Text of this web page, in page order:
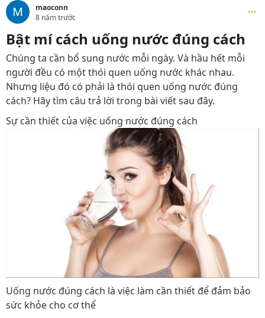
M
maoconn
8 năm trước
Bật mí cách uống nước đúng cách
Chúng ta cần bổ sung nước mỗi ngày. Và hầu hết mỗi
người đều có một thói quen uống nước khác nhau.
Nhưng liệu đó có phải là thói quen uống nước đúng
cách? Hãy tìm câu trả lời trong bài viết sau đây.
Sự cần thiết của việc uống nước đúng cách
Uống nước đúng cách là việc làm cần thiết để đảm bảo
sức khỏe cho cơ thể